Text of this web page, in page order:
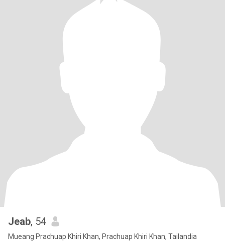
Jeab, 54
Mueang Prachuap Khiri Khan, Prachuap Khiri Khan, Tailandia